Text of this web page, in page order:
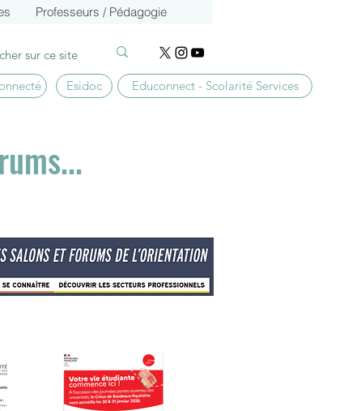
Professeurs / Pédagogie
Esidoc Educonnect - Scolarité Services